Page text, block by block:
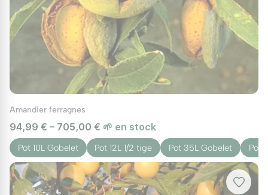
Amandier ferragnes
94,99 € – 705,00 € 🌱 en stock
Pot 10L Gobelet Pot 12L 1/2 tige Pot 35L Gobelet Pot